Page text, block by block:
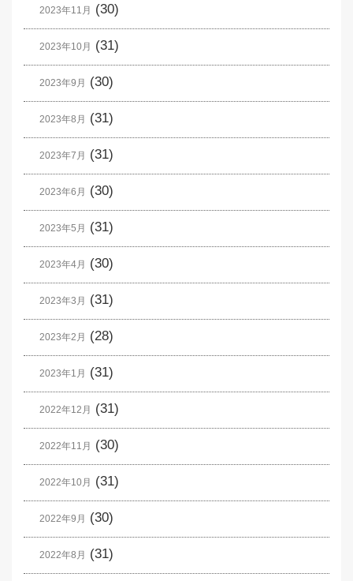
2023年11月 (30)
2023年10月 (31)
2023年9月 (30)
2023年8月 (31)
2023年7月 (31)
2023年6月 (30)
2023年5月 (31)
2023年4月 (30)
2023年3月 (31)
2023年2月 (28)
2023年1月 (31)
2022年12月 (31)
2022年11月 (30)
2022年10月 (31)
2022年9月 (30)
2022年8月 (31)